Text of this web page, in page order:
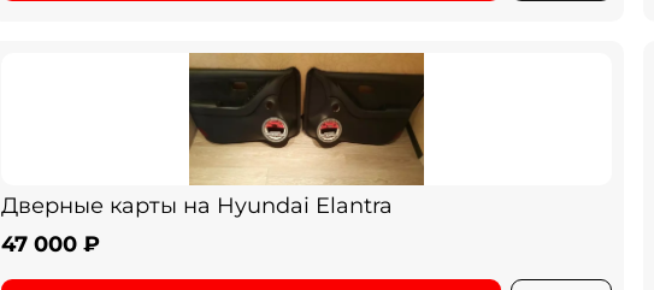
Дверные карты на Hyundai Elantra
47 000 ₽